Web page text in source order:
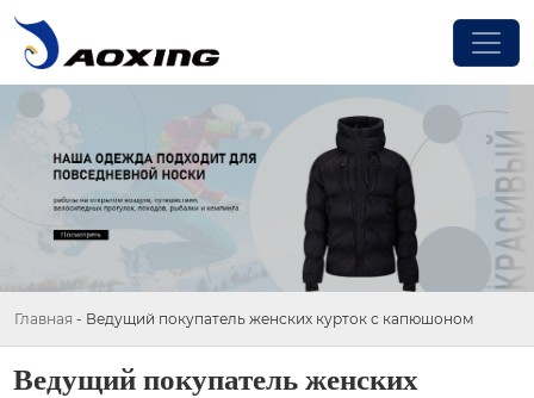
Главная - Ведущий покупатель женских курток с капюшоном
Ведущий покупатель женских